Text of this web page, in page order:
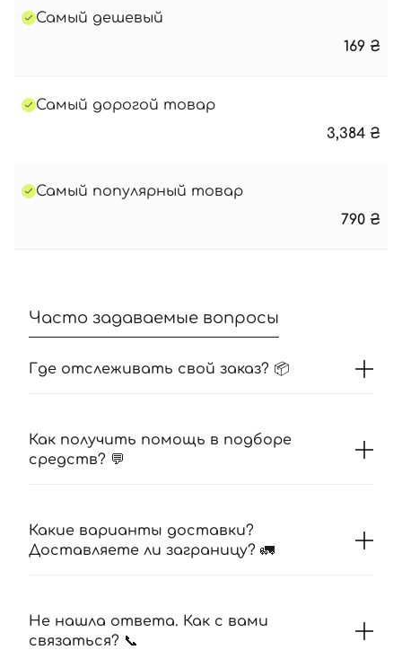
Самый дешевый
169 ₴
Самый дорогой товар
3,384 ₴
Самый популярный товар
790 ₴
Часто задаваемые вопросы
Где отслеживать свой заказ? 📦
Как получить помощь в подборе
средств? 💬
Какие варианты доставки?
Доставляете ли заграницу? 🚛
Не нашла ответа. Как с вами
связаться? 📞